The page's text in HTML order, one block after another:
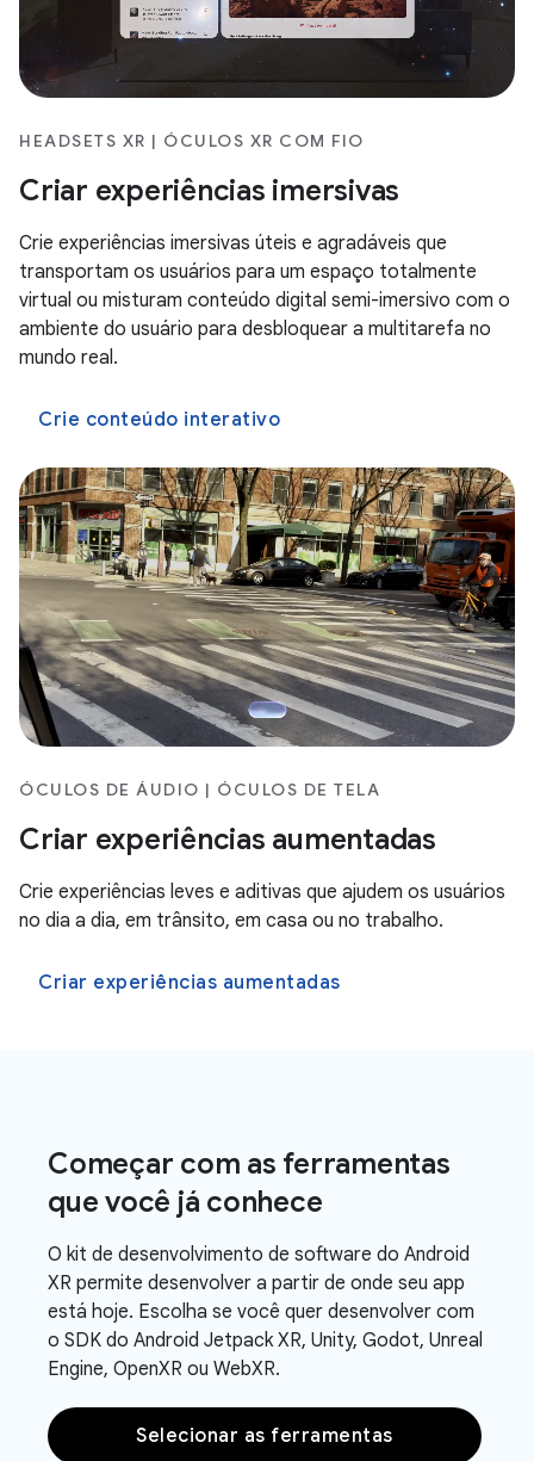
HEADSETS XR | ÓCULOS XR COM FIO
Criar experiências imersivas
Crie experiências imersivas úteis e agradáveis que
transportam os usuários para um espaço totalmente
virtual ou misturam conteúdo digital semi-imersivo com o
ambiente do usuário para desbloquear a multitarefa no
mundo real.
Crie conteúdo interativo
ÓCULOS DE ÁUDIO | ÓCULOS DE TELA
Criar experiências aumentadas
Crie experiências leves e aditivas que ajudem os usuários
no dia a dia, em trânsito, em casa ou no trabalho.
Criar experiências aumentadas
Começar com as ferramentas
que você já conhece
O kit de desenvolvimento de software do Android
XR permite desenvolver a partir de onde seu app
está hoje. Escolha se você quer desenvolver com
o SDK do Android Jetpack XR, Unity, Godot, Unreal
Engine, OpenXR ou WebXR.
Selecionar as ferramentas